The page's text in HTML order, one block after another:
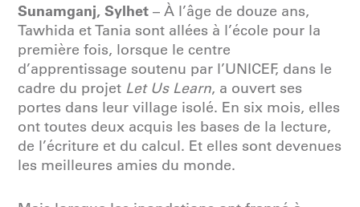
Sunamganj, Sylhet – À l’âge de douze ans,
Tawhida et Tania sont allées à l’école pour la
première fois, lorsque le centre
d’apprentissage soutenu par l’UNICEF, dans le
cadre du projet Let Us Learn, a ouvert ses
portes dans leur village isolé. En six mois, elles
ont toutes deux acquis les bases de la lecture,
de l’écriture et du calcul. Et elles sont devenues
les meilleures amies du monde.